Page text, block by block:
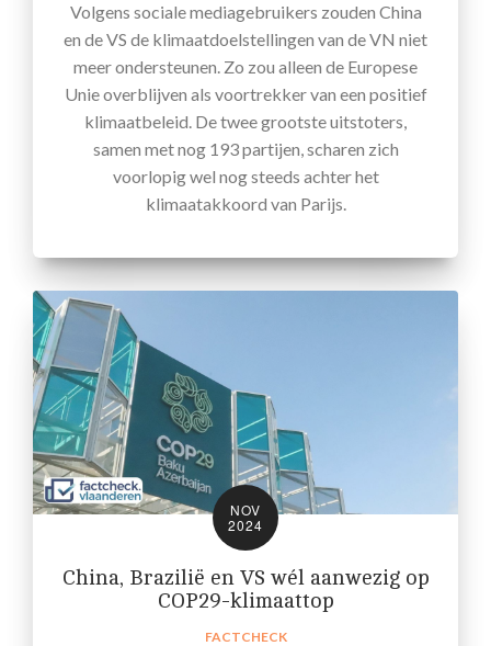
Volgens sociale mediagebruikers zouden China
en de VS de klimaatdoelstellingen van de VN niet
meer ondersteunen. Zo zou alleen de Europese
Unie overblijven als voortrekker van een positief
klimaatbeleid. De twee grootste uitstoters,
samen met nog 193 partijen, scharen zich
voorlopig wel nog steeds achter het
klimaatakkoord van Parijs.
NOV
2024
China, Brazilië en VS wél aanwezig op
COP29-klimaattop
FACTCHECK